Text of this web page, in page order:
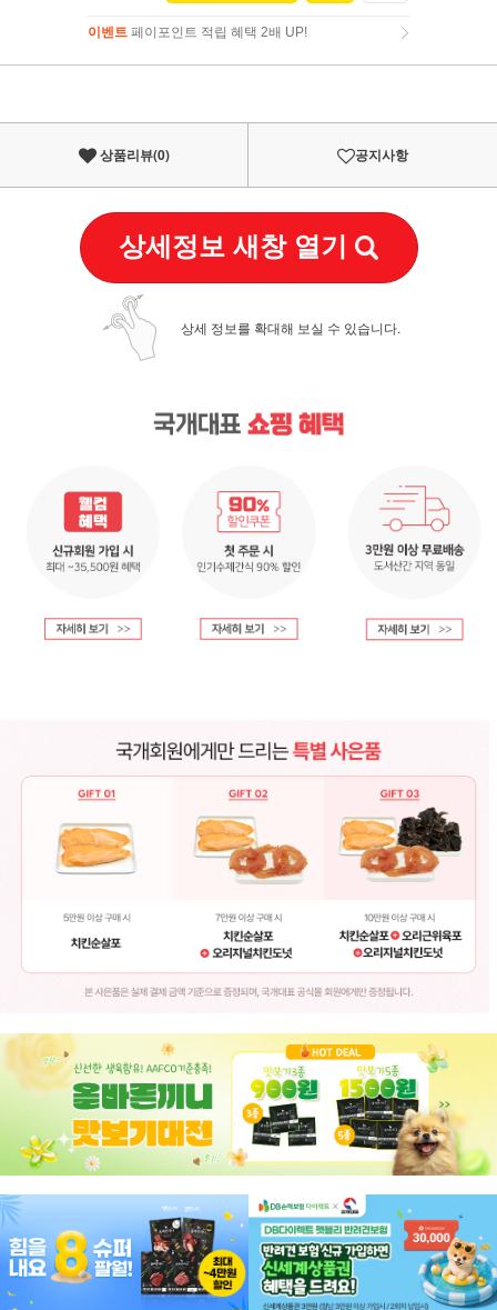
이벤트 페이포인트 적립 혜택 2배 UP!
이벤트페이포인트 적립 혜택 2배 UP!
상품리뷰(0) 공지사항
상세정보 새창 열기
상세 정보를 확대해 보실 수 있습니다.